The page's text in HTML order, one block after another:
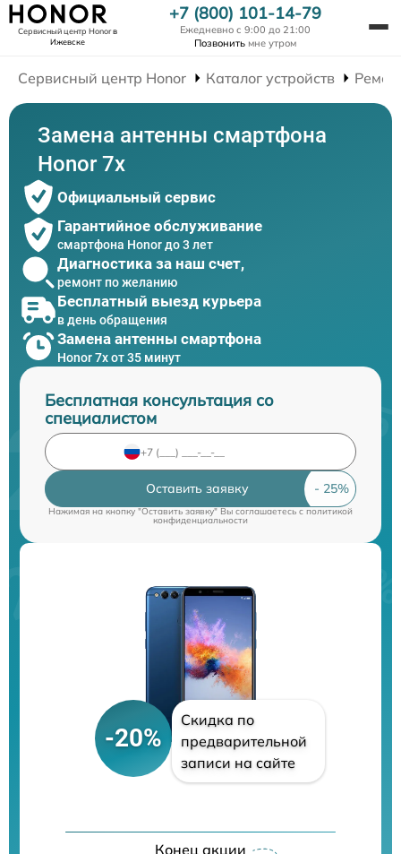
Сервисный центр Honorв
Ижевске
+7 (800) 101-14-79
Ежедневно с 9:00 до 21:00
Позвонить мне утром
Сервисный центр Honor Каталог устройств
Замена антенны смартфона
Honor 7x
Официальный сервис
Гарантийное обслуживание
смартфона Honor до 3 лет
Диагностика за наш счет,
ремонт по желанию
Бесплатный выезд курьера
в день обращения
Замена антенны смартфона
Honor 7x от 35 минут
Бесплатная консультация со
специалистом
Оставить заявку
Нажимая на кнопку "Оставить заявку" Вы соглашаетесь cполитикой
конфиденциальности
-20%
Скидка по
предварительной
записи на сайте
Конец акции